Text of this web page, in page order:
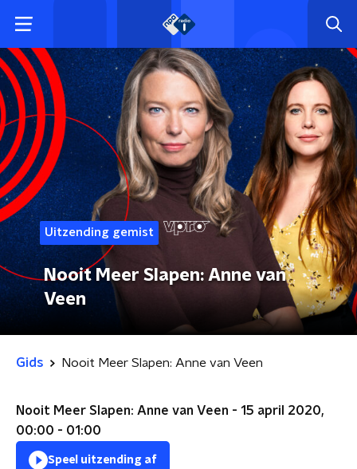
Uitzending gemist
Nooit Meer Slapen: Anne van
Veen
Gids Nooit Meer Slapen: Anne van Veen
Nooit Meer Slapen: Anne van Veen - 15 april 2020,
00:00 - 01:00
Speel uitzending af